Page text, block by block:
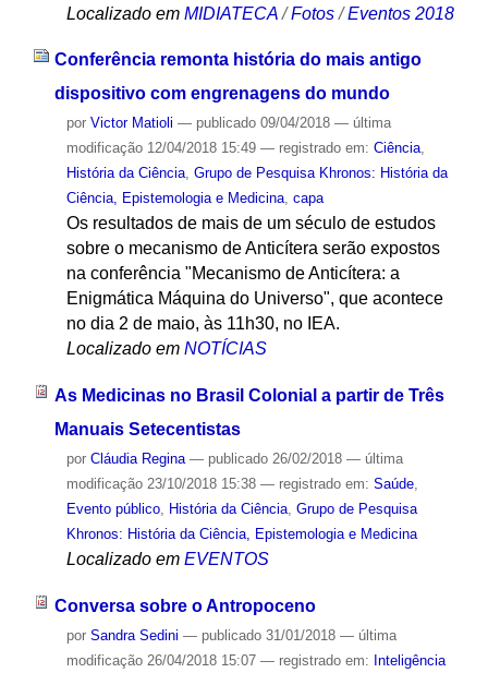
Localizado em MIDIATECA /Fotos /Eventos 2018
Conferência remonta história do mais antigo
dispositivo com engrenagens do mundo
por Victor Matioli — publicado09/04/2018 — última
modificação12/04/2018 15:49 — registrado em: Ciência,
História da Ciência, Grupo de Pesquisa Khronos: História da
Ciência, Epistemologia e Medicina, capa
Os resultados de mais de um século de estudos
sobre o mecanismo de Anticítera serão expostos
na conferência "Mecanismo de Anticítera: a
Enigmática Máquina do Universo", que acontece
no dia 2 de maio, às 11h30, no IEA.
Localizado em NOTÍCIAS
As Medicinas no Brasil Colonial a partir de Três
Manuais Setecentistas
por Cláudia Regina — publicado26/02/2018 — última
modificação23/10/2018 15:38 — registrado em: Saúde,
Evento público, História da Ciência, Grupo de Pesquisa
Khronos: História da Ciência, Epistemologia e Medicina
Localizado em EVENTOS
Conversa sobre o Antropoceno
por Sandra Sedini — publicado31/01/2018 — última
modificação26/04/2018 15:07 — registrado em: Inteligência